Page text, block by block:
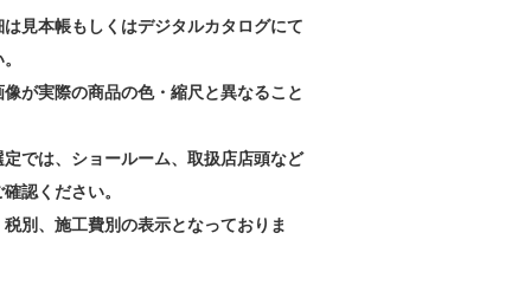
見本帳もしくはデジタルカタログにて
が実際の商品の色・縮尺と異なること
では、ショールーム、取扱店店頭など
認ください。
別、施工費別の表示となっておりま